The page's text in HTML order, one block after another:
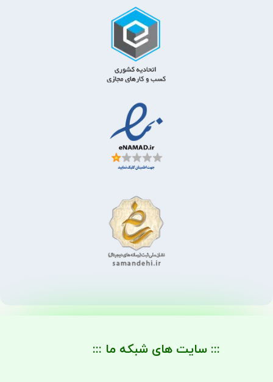
::: سایت های شبکه ما :::